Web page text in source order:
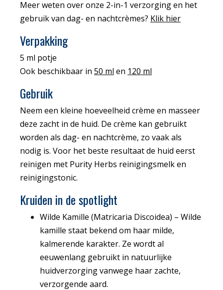
Meer weten over onze 2-in-1 verzorging en het
gebruik van dag- en nachtcrèmes? Klik hier
Verpakking
5 ml potje
Ook beschikbaar in 50 ml en 120 ml
Gebruik
Neem een kleine hoeveelheid crème en masseer
deze zacht in de huid. De crème kan gebruikt
worden als dag- en nachtcrème, zo vaak als
nodig is. Voor het beste resultaat de huid eerst
reinigen met Purity Herbs reinigingsmelk en
reinigingstonic.
Kruiden in de spotlight
Wilde Kamille (Matricaria Discoidea) – Wilde
kamille staat bekend om haar milde,
kalmerende karakter. Ze wordt al
eeuwenlang gebruikt in natuurlijke
huidverzorging vanwege haar zachte,
verzorgende aard.